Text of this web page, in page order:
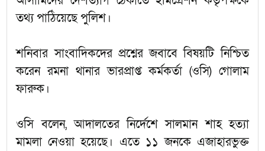
তথ্য পাঠিয়েছে পুলিশ।
শনিবার সাংবাদিকদের প্রশ্নের জবাবে বিষয়টি নিশ্চিত
করেন রমনা থানার ভারপ্রাপ্ত কর্মকর্তা (ওসি) গোলাম
ফারুক।
ওসি বলেন, আদালতের নির্দেশে সালমান শাহ হত্যা
মামলা নেওয়া হয়েছে। এতে ১১ জনকে এজাহারভুক্ত